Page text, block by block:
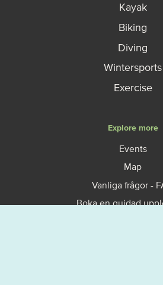
Kayak
Biking
Diving
Wintersports
Exercise
Explore more
Events
Map
Vanliga frågor -
Boka en guidad